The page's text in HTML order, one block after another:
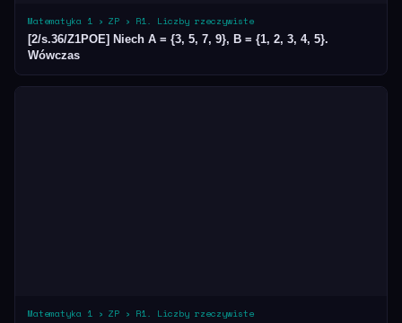
Matematyka 1 › ZP › R1. Liczby rzeczywiste
[2/s.36/Z1POE] Niech A = {3, 5, 7, 9}, B = {1, 2, 3, 4, 5}.
Wówczas
Matematyka 1 › ZP › R1. Liczby rzeczywiste